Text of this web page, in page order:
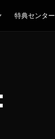
特典センター